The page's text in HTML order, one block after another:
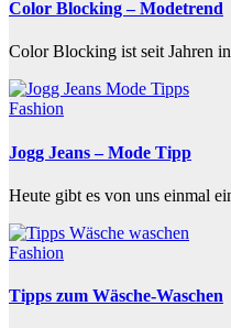
Color Blocking – Modetrend
Color Blocking ist seit Jahren
Fashion
Jogg Jeans – Mode Tipp
Heute gibt es von uns einmal
Fashion
Tipps zum Wäsche-Waschen